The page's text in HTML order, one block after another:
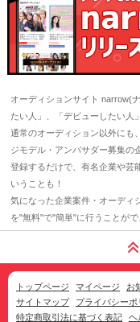
オーディションサイト narrow(
たい人」、「デビューしたい人
通常のオーディション以外にも
ジモデル・アンバサダー募集の
登録するだけで、有名企業や芸
いうことも！
気になった企業案件・オーディ
を"無料"で"簡単"に行うことがで
トップページ マイページ お
サイトマップ
プライバシーポ
特定商取引法に基づく表記
ヘ